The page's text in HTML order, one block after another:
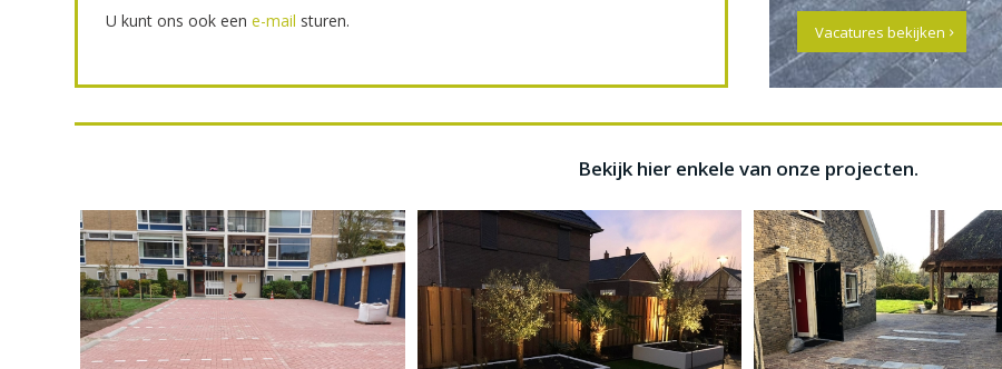
U kunt ons ook een e-mail sturen.
Vacatures bekijken
Bekijk hier enkele van onze projecten.